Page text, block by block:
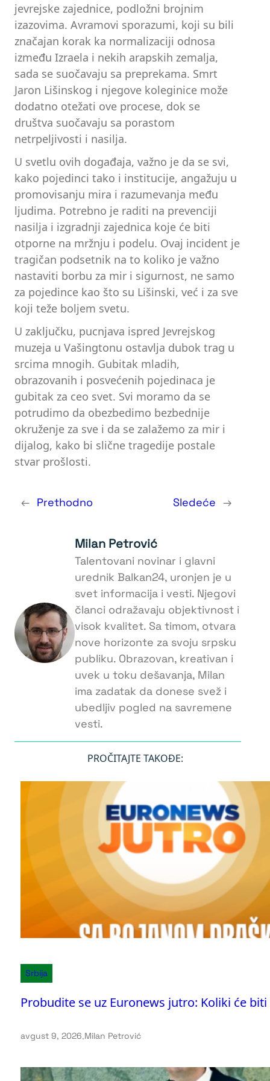
jevrejske zajednice, podložni brojnim
izazovima. Avramovi sporazumi, koji su bili
značajan korak ka normalizaciji odnosa
između Izraela i nekih arapskih zemalja,
sada se suočavaju sa preprekama. Smrt
Jaron Lišinskog i njegove koleginice može
dodatno otežati ove procese, dok se
društva suočavaju sa porastom
netrpeljivosti i nasilja.
U svetlu ovih događaja, važno je da se svi,
kako pojedinci tako i institucije, angažuju u
promovisanju mira i razumevanja među
ljudima. Potrebno je raditi na prevenciji
nasilja i izgradnji zajednica koje će biti
otporne na mržnju i podelu. Ovaj incident je
tragičan podsetnik na to koliko je važno
nastaviti borbu za mir i sigurnost, ne samo
za pojedince kao što su Lišinski, već i za sve
koji teže boljem svetu.
U zaključku, pucnjava ispred Jevrejskog
muzeja u Vašingtonu ostavlja dubok trag u
srcima mnogih. Gubitak mladih,
obrazovanih i posvećenih pojedinaca je
gubitak za ceo svet. Svi moramo da se
potrudimo da obezbedimo bezbednije
okruženje za sve i da se zalažemo za mir i
dijalog, kako bi slične tragedije postale
stvar prošlosti.
← Prethodno Sledeće →
Milan Petrović
Talentovani novinar i glavni
urednik Balkan24, uronjen je u
svet informacija i vesti. Njegovi
članci odražavaju objektivnost i
visok kvalitet. Sa timom, otvara
nove horizonte za svoju srpsku
publiku. Obrazovan, kreativan i
uvek u toku dešavanja, Milan
ima zadatak da donese svež i
ubedljiv pogled na savremene
vesti.
PROČITAJTE TAKOĐE:
Srbija
Probudite se uz Euronews jutro: Koliki će
avgust 9, 2026.Milan Petrović